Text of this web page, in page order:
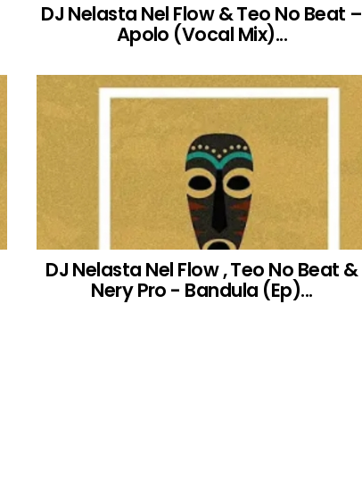
DJ Nelasta Nel Flow & Teo No Beat –
Apolo (Vocal Mix)...
DJ Nelasta Nel Flow , Teo No Beat &
Nery Pro - Bandula (Ep)...